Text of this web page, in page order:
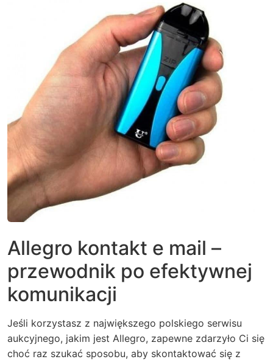
Allegro kontakt e mail –
przewodnik po efektywnej
komunikacji
Jeśli korzystasz z największego polskiego serwisu
aukcyjnego, jakim jest Allegro, zapewne zdarzyło Ci się
choć raz szukać sposobu, aby skontaktować się z